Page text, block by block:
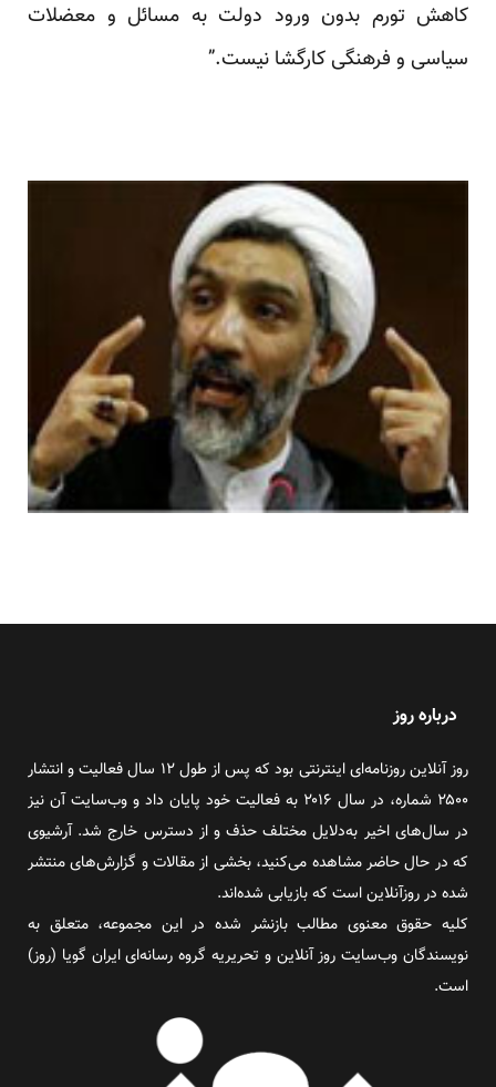
کاهش تورم بدون ورود دولت به مسائل و معضلات
سیاسی و فرهنگی کارگشا نیست.”
درباره روز
روز آنلاین روزنامه‌ای اینترنتی بود که پس از طول ۱۲ سال فعالیت و انتشار
۲۵۰۰ شماره، در سال ۲۰۱۶ به فعالیت خود پایان داد و وب‌سایت آن نیز
در سال‌های اخیر به‌دلایل مختلف حذف و از دسترس خارج شد. آرشیوی
که در حال حاضر مشاهده می‌کنید، بخشی از مقالات و گزارش‌های منتشر
شده در روزآنلاین است که بازیابی شده‌اند.
کلیه حقوق معنوی مطالب بازنشر شده در این مجموعه، متعلق به
نویسندگان وب‌سایت روز آنلاین و تحریریه گروه رسانه‌ای ایران گویا (روز)
است.